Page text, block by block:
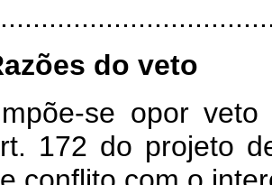
do veto
se opor
172 do projeto